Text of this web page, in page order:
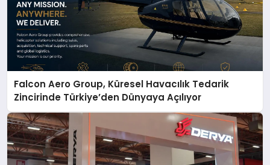
Falcon Aero Group, Küresel Havacılık Tedarik
Zincirinde Türkiye’den Dünyaya Açılıyor